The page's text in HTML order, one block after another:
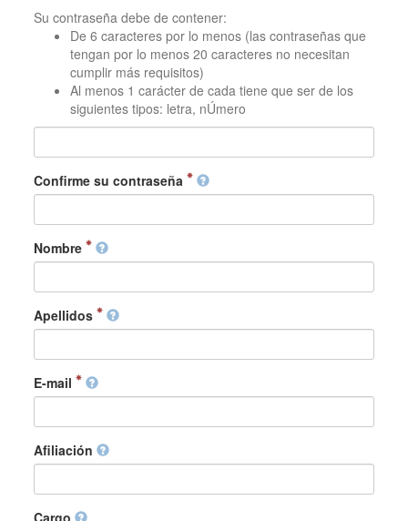
Su contraseña debe de contener:
De 6 caracteres por lo menos (las contraseñas que
tengan por lo menos 20 caracteres no necesitan
cumplir más requisitos)
Al menos 1 carácter de cada tiene que ser de los
siguientes tipos: letra, nÚmero
Confirme su contraseña
Nombre
Apellidos
E-mail
Afiliación
Cargo